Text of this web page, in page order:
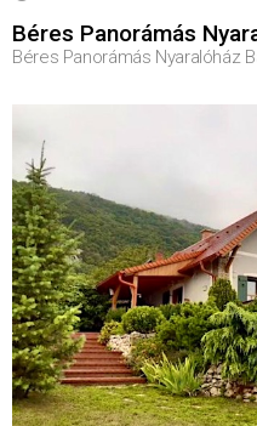
Béres Panorámás
Béres Panorámás Nyaralóház